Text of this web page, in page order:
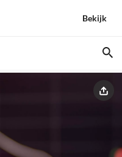
Bekijk